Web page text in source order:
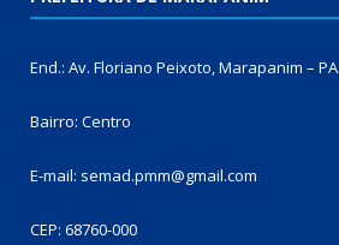
End.: Av. Floriano Peixoto, Marapanim – PA
Bairro: Centro
E-mail: semad.pmm@gmail.com
CEP: 68760-000